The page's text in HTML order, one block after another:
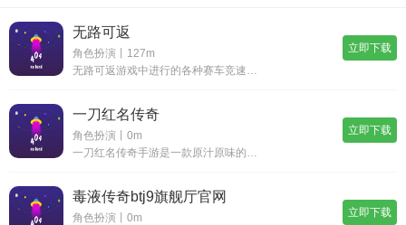
无路可返
角色扮演丨127m
立即下载
一刀红名传奇
角色扮演丨0m
立即下载
毒液传奇btj9旗舰厅官网
角色扮演丨0m
立即下载